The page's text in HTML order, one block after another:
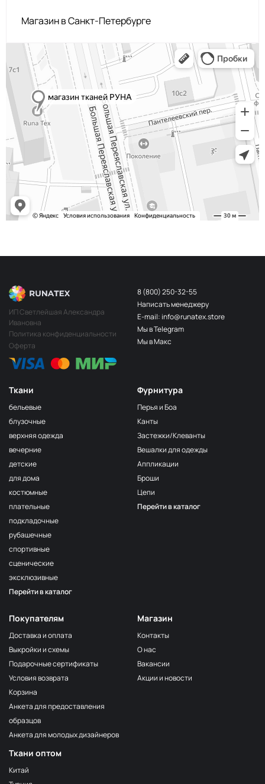
Магазин в Санкт-Петербурге
Ткани
бельевые
блузочные
верхняя одежда
вечерние
детские
для дома
костюмные
плательные
подкладочные
рубашечные
спортивные
сценические
эксклюзивные
Перейти в каталог
Фурнитура
Перья и Боа
Канты
Застежки/Клеванты
Вешалки для одежды
Аппликации
Броши
Цепи
Перейти в каталог
Покупателям
Доставка и оплата
Выкройки и схемы
Подарочные сертификаты
Условия возврата
Корзина
Анкета для предоставления
образцов
Анкета для молодых дизайнеров
Ткани оптом
Китай
Магазин
Контакты
О нас
Вакансии
Акции и новости
ИП Светлейшая Александра
Ивановна
Политика конфиденциальности
Оферта
8 (800) 250-32-55
Написать менеджеру
E-mail: info@runatex.store
Мы в Telegram
Мы в Макс